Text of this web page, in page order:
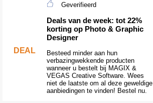
DEAL
Geverifieerd
Deals van de week: tot 22%
korting op Photo & Graphic
Designer
Besteed minder aan hun
verbazingwekkende producten
wanneer u bestelt bij MAGIX &
VEGAS Creative Software. Wees
niet de laatste om al deze geweldige
aanbiedingen te vinden! Bestel nu.